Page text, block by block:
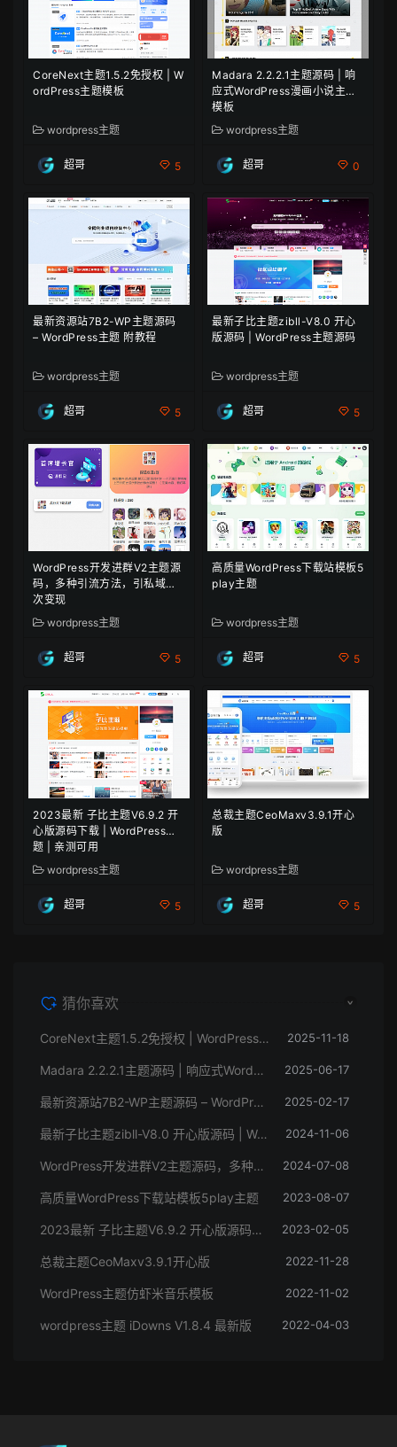
CoreNext主题1.5.2免授权 | W
ordPress主题模板
wordpress主题
超哥 5
Madara 2.2.2.1主题源码 | 响
应式WordPress漫画小说主题
模板
wordpress主题
超哥 0
最新资源站7B2-WP主题源码
– WordPress主题 附教程
wordpress主题
超哥 5
最新子比主题zibll-V8.0 开心
版源码 | WordPress主题源码
wordpress主题
超哥 5
WordPress开发进群V2主题源
码，多种引流方法，引私域二
次变现
wordpress主题
超哥 5
高质量WordPress下载站模板5
play主题
wordpress主题
超哥 5
2023最新 子比主题V6.9.2 开
心版源码下载 | WordPress主
题 | 亲测可用
wordpress主题
超哥 5
总裁主题CeoMaxv3.9.1开心
版
wordpress主题
超哥 5
猜你喜欢
CoreNext主题1.5.2免授权 | WordPress主题模板 2025-11-18
Madara 2.2.2.1主题源码 | 响应式WordPress漫画小说主题模板 2025-06-17
最新资源站7B2-WP主题源码 – WordPress主题 附教程 2025-02-17
最新子比主题zibll-V8.0 开心版源码 | WordPress主题源码 2024-11-06
WordPress开发进群V2主题源码，多种引流方法，引私域二次变现 2024-07-08
高质量WordPress下载站模板5play主题 2023-08-07
2023最新 子比主题V6.9.2 开心版源码下载 | WordPress主题 | 亲测可用 2023-02-05
总裁主题CeoMaxv3.9.1开心版 2022-11-28
WordPress主题仿虾米音乐模板 2022-11-02
wordpress主题 iDowns V1.8.4 最新版 2022-04-03